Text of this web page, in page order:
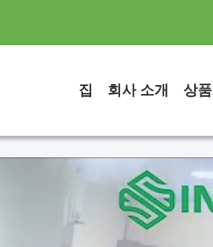
집 회사 소개 상품